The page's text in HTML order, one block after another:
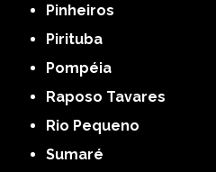
Pinheiros
Pirituba
Pompéia
Raposo Tavares
Rio Pequeno
Sumaré